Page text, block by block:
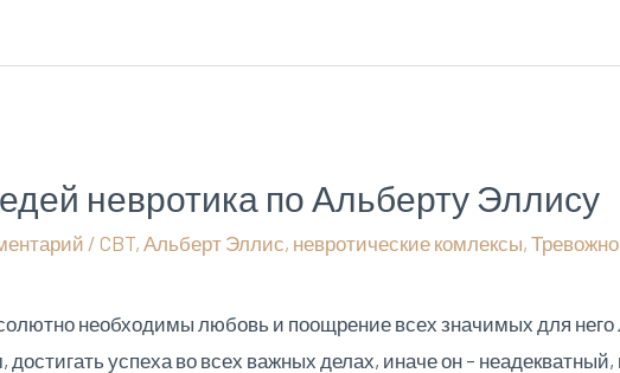
невротика по Альберту Эллису
/CBT, Альберт Эллис, невротические комлексы,
необходимы любовь и поощрение всех значимых для
достигать успеха во всех важных делах, иначе он –